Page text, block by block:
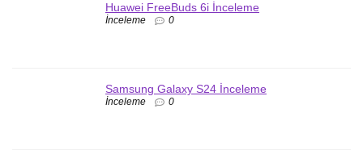
Huawei FreeBuds 6i İnceleme
İnceleme 0
Samsung Galaxy S24 İnceleme
İnceleme 0